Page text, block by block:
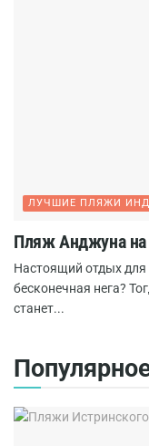
ЛУЧШИЕ ПЛЯЖИ
Пляж Анджуна на
Настоящий отдых для
бесконечная нега?
станет...